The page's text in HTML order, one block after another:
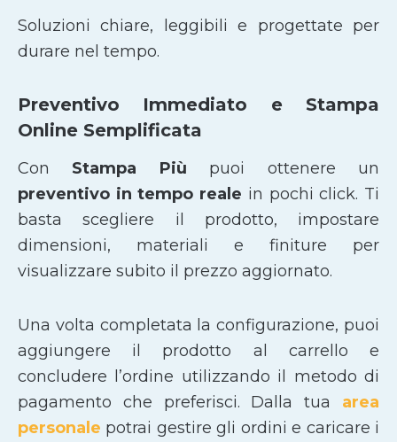
Soluzioni chiare, leggibili e progettate per
durare nel tempo.
Preventivo Immediato e Stampa
Online Semplificata
Con Stampa Più puoi ottenere un
preventivo in tempo reale in pochi click. Ti
basta scegliere il prodotto, impostare
dimensioni, materiali e finiture per
visualizzare subito il prezzo aggiornato.
Una volta completata la configurazione, puoi
aggiungere il prodotto al carrello e
concludere l’ordine utilizzando il metodo di
pagamento che preferisci. Dalla tua area
personale potrai gestire gli ordini e caricare i